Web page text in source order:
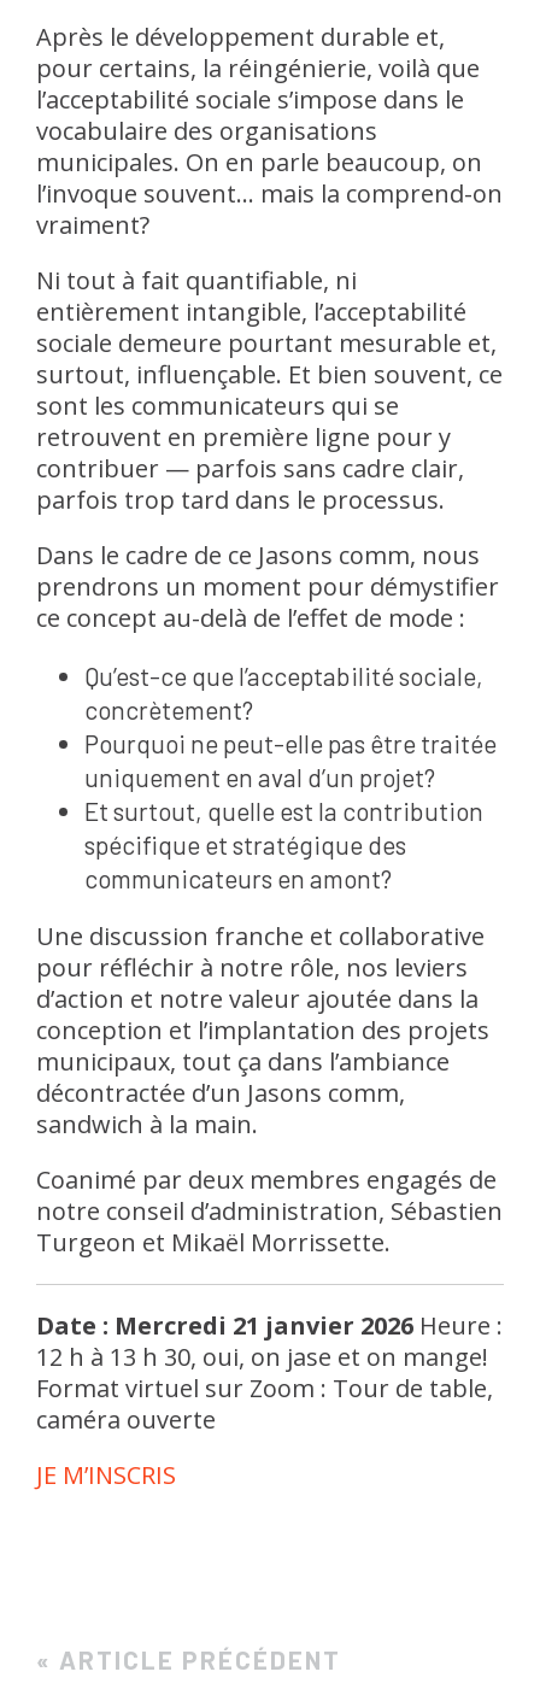
Après le développement durable et,
pour certains, la réingénierie, voilà que
l’acceptabilité sociale s’impose dans le
vocabulaire des organisations
municipales. On en parle beaucoup, on
l’invoque souvent… mais la comprend-on
vraiment?
Ni tout à fait quantifiable, ni
entièrement intangible, l’acceptabilité
sociale demeure pourtant mesurable et,
surtout, influençable. Et bien souvent, ce
sont les communicateurs qui se
retrouvent en première ligne pour y
contribuer — parfois sans cadre clair,
parfois trop tard dans le processus.
Dans le cadre de ce Jasons comm, nous
prendrons un moment pour démystifier
ce concept au-delà de l’effet de mode :
Qu’est-ce que l’acceptabilité sociale,
concrètement?
Pourquoi ne peut-elle pas être traitée
uniquement en aval d’un projet?
Et surtout, quelle est la contribution
spécifique et stratégique des
communicateurs en amont?
Une discussion franche et collaborative
pour réfléchir à notre rôle, nos leviers
d’action et notre valeur ajoutée dans la
conception et l’implantation des projets
municipaux, tout ça dans l’ambiance
décontractée d’un Jasons comm,
sandwich à la main.
Coanimé par deux membres engagés de
notre conseil d’administration, Sébastien
Turgeon et Mikaël Morrissette.
Date : Mercredi 21 janvier 2026 Heure :
12 h à 13 h 30, oui, on jase et on mange!
Format virtuel sur Zoom : Tour de table,
caméra ouverte
JE M’INSCRIS
« ARTICLE PRÉCÉDENT